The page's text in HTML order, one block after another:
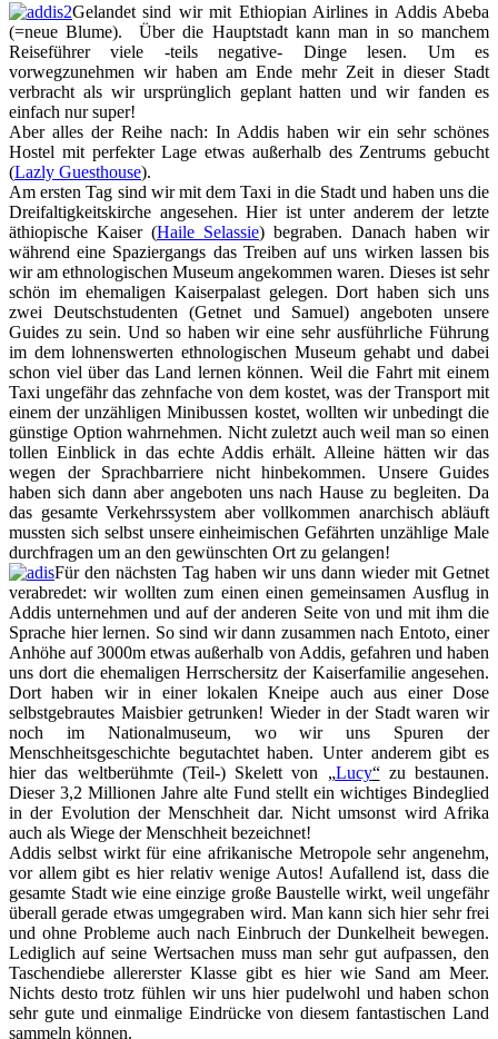
Gelandet sind wir mit Ethiopian Airlines in Addis Abeba
(=neue Blume). Über die Hauptstadt kann man in so manchem
Reiseführer viele -teils negative- Dinge lesen. Um es
vorwegzunehmen wir haben am Ende mehr Zeit in dieser Stadt
verbracht als wir ursprünglich geplant hatten und wir fanden es
einfach nur super!
Aber alles der Reihe nach: In Addis haben wir ein sehr schönes
Hostel mit perfekter Lage etwas außerhalb des Zentrums gebucht
(Lazly Guesthouse).
Am ersten Tag sind wir mit dem Taxi in die Stadt und haben uns die
Dreifaltigkeitskirche angesehen. Hier ist unter anderem der letzte
äthiopische Kaiser (Haile Selassie) begraben. Danach haben wir
während eine Spaziergangs das Treiben auf uns wirken lassen bis
wir am ethnologischen Museum angekommen waren. Dieses ist sehr
schön im ehemaligen Kaiserpalast gelegen. Dort haben sich uns
zwei Deutschstudenten (Getnet und Samuel) angeboten unsere
Guides zu sein. Und so haben wir eine sehr ausführliche Führung
im dem lohnenswerten ethnologischen Museum gehabt und dabei
schon viel über das Land lernen können. Weil die Fahrt mit einem
Taxi ungefähr das zehnfache von dem kostet, was der Transport mit
einem der unzähligen Minibussen kostet, wollten wir unbedingt die
günstige Option wahrnehmen. Nicht zuletzt auch weil man so einen
tollen Einblick in das echte Addis erhält. Alleine hätten wir das
wegen der Sprachbarriere nicht hinbekommen. Unsere Guides
haben sich dann aber angeboten uns nach Hause zu begleiten. Da
das gesamte Verkehrssystem aber vollkommen anarchisch abläuft
mussten sich selbst unsere einheimischen Gefährten unzählige Male
durchfragen um an den gewünschten Ort zu gelangen!
Für den nächsten Tag haben wir uns dann wieder mit Getnet
verabredet: wir wollten zum einen einen gemeinsamen Ausflug in
Addis unternehmen und auf der anderen Seite von und mit ihm die
Sprache hier lernen. So sind wir dann zusammen nach Entoto, einer
Anhöhe auf 3000m etwas außerhalb von Addis, gefahren und haben
uns dort die ehemaligen Herrschersitz der Kaiserfamilie angesehen.
Dort haben wir in einer lokalen Kneipe auch aus einer Dose
selbstgebrautes Maisbier getrunken! Wieder in der Stadt waren wir
noch im Nationalmuseum, wo wir uns Spuren der
Menschheitsgeschichte begutachtet haben. Unter anderem gibt es
hier das weltberühmte (Teil-) Skelett von „Lucy“zu bestaunen.
Dieser 3,2 Millionen Jahre alte Fund stellt ein wichtiges Bindeglied
in der Evolution der Menschheit dar. Nicht umsonst wird Afrika
auch als Wiege der Menschheit bezeichnet!
Addis selbst wirkt für eine afrikanische Metropole sehr angenehm,
vor allem gibt es hier relativ wenige Autos! Aufallend ist, dass die
gesamte Stadt wie eine einzige große Baustelle wirkt, weil ungefähr
überall gerade etwas umgegraben wird. Man kann sich hier sehr frei
und ohne Probleme auch nach Einbruch der Dunkelheit bewegen.
Lediglich auf seine Wertsachen muss man sehr gut aufpassen, den
Taschendiebe allererster Klasse gibt es hier wie Sand am Meer.
Nichts desto trotz fühlen wir uns hier pudelwohl und haben schon
sehr gute und einmalige Eindrücke von diesem fantastischen Land
sammeln können.